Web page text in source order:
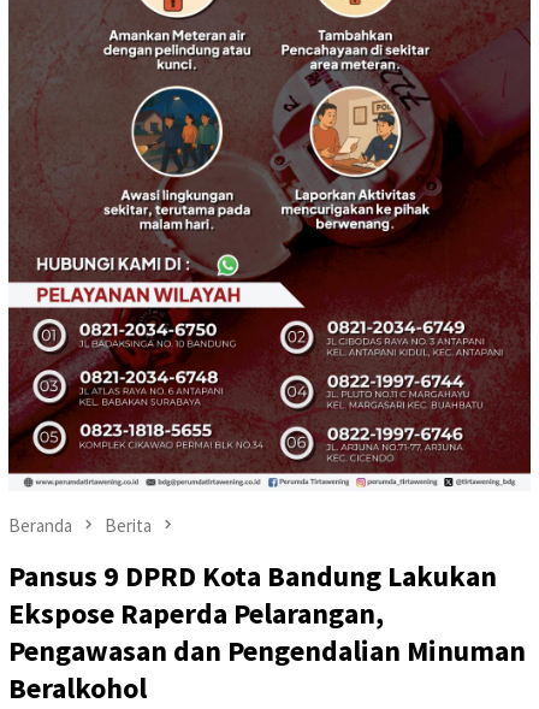
Beranda Berita
Pansus 9 DPRD Kota Bandung Lakukan
Ekspose Raperda Pelarangan,
Pengawasan dan Pengendalian Minuman
Beralkohol